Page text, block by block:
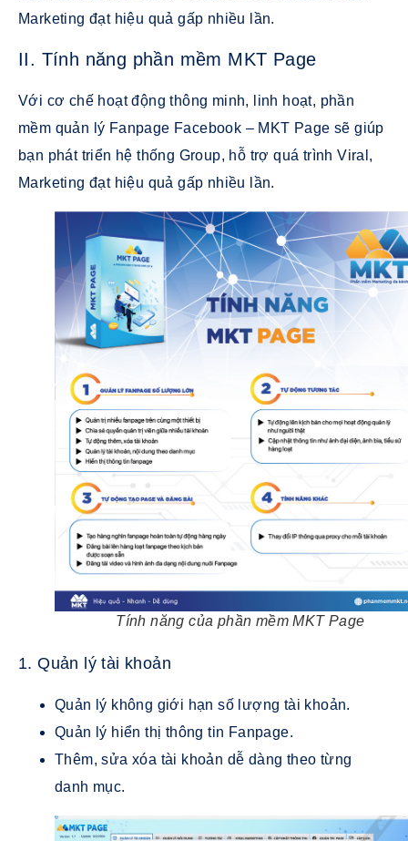
Marketing đạt hiệu quả gấp nhiều lần.
II. Tính năng phần mềm MKT Page
Với cơ chế hoạt động thông minh, linh hoạt, phần
mềm quản lý Fanpage Facebook – MKT Page sẽ giúp
bạn phát triển hệ thống Group, hỗ trợ quá trình Viral,
Marketing đạt hiệu quả gấp nhiều lần.
Tính năng của phần mềm MKT Page
1. Quản lý tài khoản
Quản lý không giới hạn số lượng tài khoản.
Quản lý hiển thị thông tin Fanpage.
Thêm, sửa xóa tài khoản dễ dàng theo từng
danh mục.